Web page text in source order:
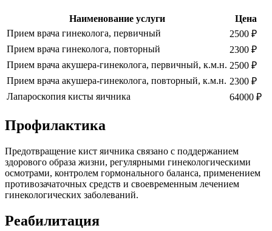
Наименование услуги
Цена
Прием врача гинеколога, первичный
2500 ₽
Прием врача гинеколога, повторный
2300 ₽
Прием врача акушера-гинеколога, первичный, к.м.н. 2500 ₽
Прием врача акушера-гинеколога, повторный, к.м.н. 2300 ₽
Лапароскопия кисты яичника
64000 ₽
Профилактика
Предотвращение кист яичника связано с поддержанием
здорового образа жизни, регулярными гинекологическими
осмотрами, контролем гормонального баланса, применением
противозачаточных средств и своевременным лечением
гинекологических заболеваний.
Реабилитация